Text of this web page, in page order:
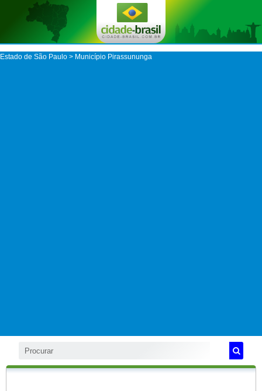
Estado de São Paulo > Município Pirassununga